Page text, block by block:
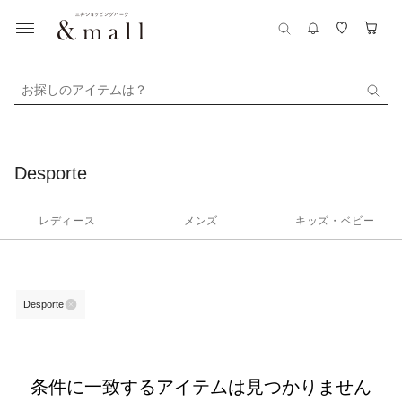
お探しのアイテムは？
Desporte
レディース メンズ キッズ・ベビー
Desporte
条件に一致するアイテムは見つかりません